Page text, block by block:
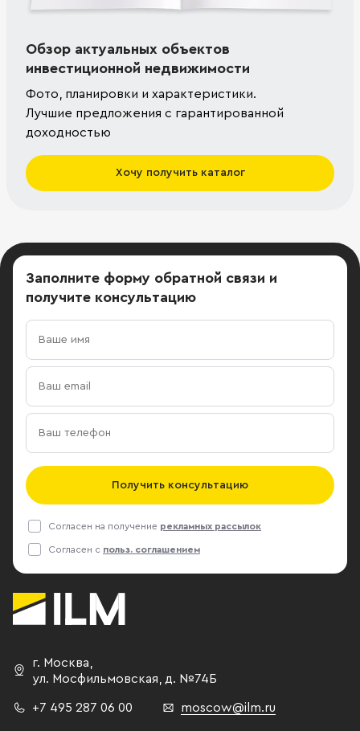
Обзор актуальных объектов
инвестиционной недвижимости
Фото, планировки и характеристики.
Лучшие предложения с гарантированной
доходностью
Хочу получить каталог
Заполните форму обратной связи и
получите консультацию
Получить консультацию
Согласен на получение рекламных рассылок
Согласен с польз. соглашением
г. Москва,
ул. Мосфильмовская, д. №74Б
+7 495 287 06 00 moscow@ilm.ru